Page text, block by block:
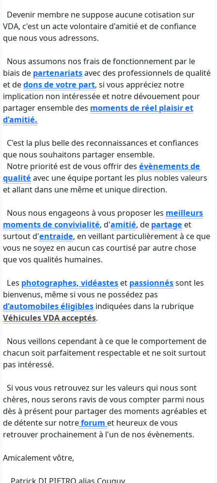
que nous vous adressons.
Nous assumons nos frais de fonctionnement par le
et dedons de votre part, si vous appréciez notre
implication non intéressée et notre dévouement pour
partager ensemble desmoments de réel plaisir et
d'amitié.
C'est la plus belle des reconnaissances et confiances
Notre priorité est de vous offrir desévènements de
qualitéavec une équipe portant les plus nobles valeurs
et allant dans une même et unique direction.
Nous nous engageons à vous proposer lesmeilleurs
surtout d'entraide, en veillant particulièrement à ce que
vous ne soyez en aucun cas courtisé par autre chose
que vos qualités humaines.
Lesphotographes, vidéastes
d'automobiles éligiblesindiquées dans la rubrique
Véhicules VDA acceptés.
Nous veillons cependant à ce que le comportement de
chacun soit parfaitement respectable et ne soit surtout
pas intéressé.
Si vous vous retrouvez sur les valeurs qui nous sont
chères, nous serons ravis de vous compter parmi nous
dès à présent pour partager des moments agréables et
de détente sur notre forum
et heureux de vous
retrouver prochainement à l'un de nos évènements.
Amicalement vôtre,
Patrick DI PIETRO alias Couguy
Fondateur et Président de V Dream Auto